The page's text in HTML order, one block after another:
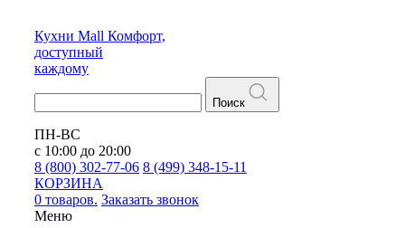
Кухни Mall Комфорт,
доступный
каждому
Поиск
ПН-ВС
с 10:00 до 20:00
8 (800) 302-77-06 8 (499) 348-15-11
КОРЗИНА
0 товаров. Заказать звонок
Меню